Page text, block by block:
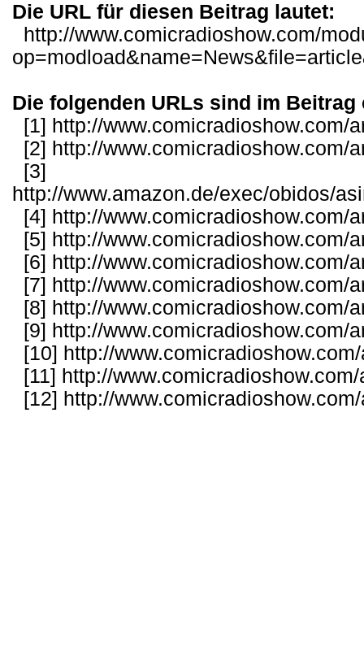
Die URL für diesen Beitrag lautet:
http://www.comicradioshow.com/
Die folgenden URLs sind im Beitrag
[1] http://www.comicradioshow.com/
[2] http://www.comicradioshow.com/
[3]
http://www.amazon.de/exec/obidos/
[4] http://www.comicradioshow.com/
[5] http://www.comicradioshow.com/
[6] http://www.comicradioshow.com/
[7] http://www.comicradioshow.com/
[8] http://www.comicradioshow.com/
[9] http://www.comicradioshow.com/
[10] http://
[11] http://
[12] http://